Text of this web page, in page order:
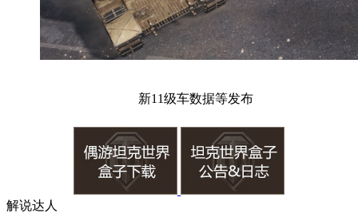
新11级车数据等发布
解说达人